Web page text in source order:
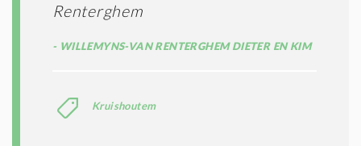
Renterghem
WILLEMYNS-VAN RENTERGHEM DIETER EN KIM
Kruishoutem